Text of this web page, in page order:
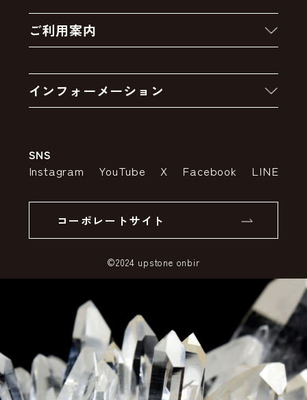
クーポン
卸販売・大量注文
アウトレットセール
ご利用案内
お支払いについて
インフォーメーション
特定商取引法の表示
SSLサーバー証明書とは
SNS
Instagram YouTube X Facebook LINE
コーポレートサイト
©2024 upstone onbir